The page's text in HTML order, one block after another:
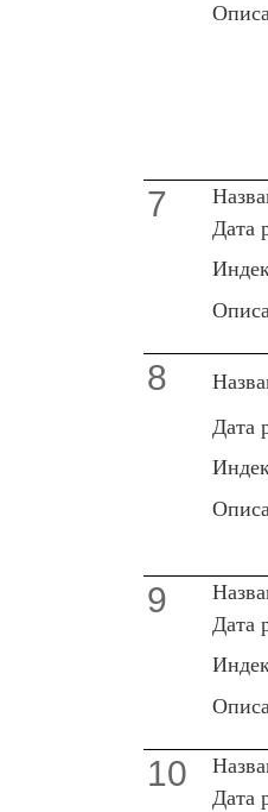
7
Дата
8
Дата
9
Дата
10
Дата